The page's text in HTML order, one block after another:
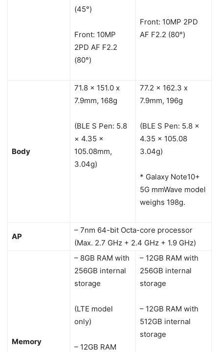
(45°)
Front: 10MP
2PD AF F2.2
(80°)
Front: 10MP 2PD
AF F2.2 (80°)
Body
71.8 x 151.0 x
7.9mm, 168g
(BLE S Pen: 5.8
× 4.35 ×
105.08mm,
3.04g)
77.2 x 162.3 x
7.9mm, 196g
(BLE S Pen: 5.8 ×
4.35 × 105.08
3.04g)
* Galaxy Note10+
5G mmWave model
weighs 198g.
AP
– 7nm 64-bit Octa-core processor
(Max. 2.7 GHz + 2.4 GHz + 1.9 GHz)
Memory
– 8GB RAM with
256GB internal
storage
(LTE model
only)
– 12GB RAM
– 12GB RAM with
256GB internal
storage
– 12GB RAM with
512GB internal
storage